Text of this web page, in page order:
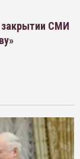
закрытии СМИ